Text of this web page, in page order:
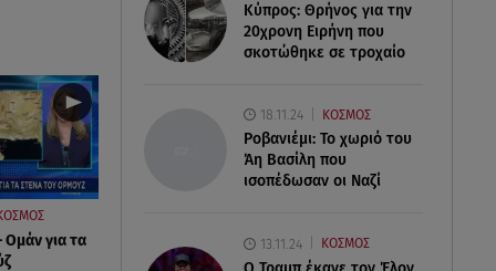
Κύπρος: Θρήνος για την
20χρονη Ειρήνη που
σκοτώθηκε σε τροχαίο
18.11.24 ΚΟΣΜΟΣ
Ροβανιέμι: Το χωριό του
Άη Βασίλη που
ισοπέδωσαν οι Ναζί
13.11.24 ΚΟΣΜΟΣ
Ομάν για τα